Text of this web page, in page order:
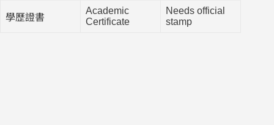
學歷證書
Academic
Certificate
Needs official
stamp